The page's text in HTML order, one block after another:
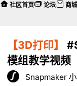
【3D打印】
模组教学视频
Snapmaker
社区首页 论坛 商城